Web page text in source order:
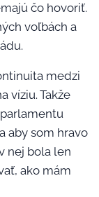
čo hovoriť.
voľbách a
medzi
víziu. Takže
aby som hravo
nej bola len
ako mám